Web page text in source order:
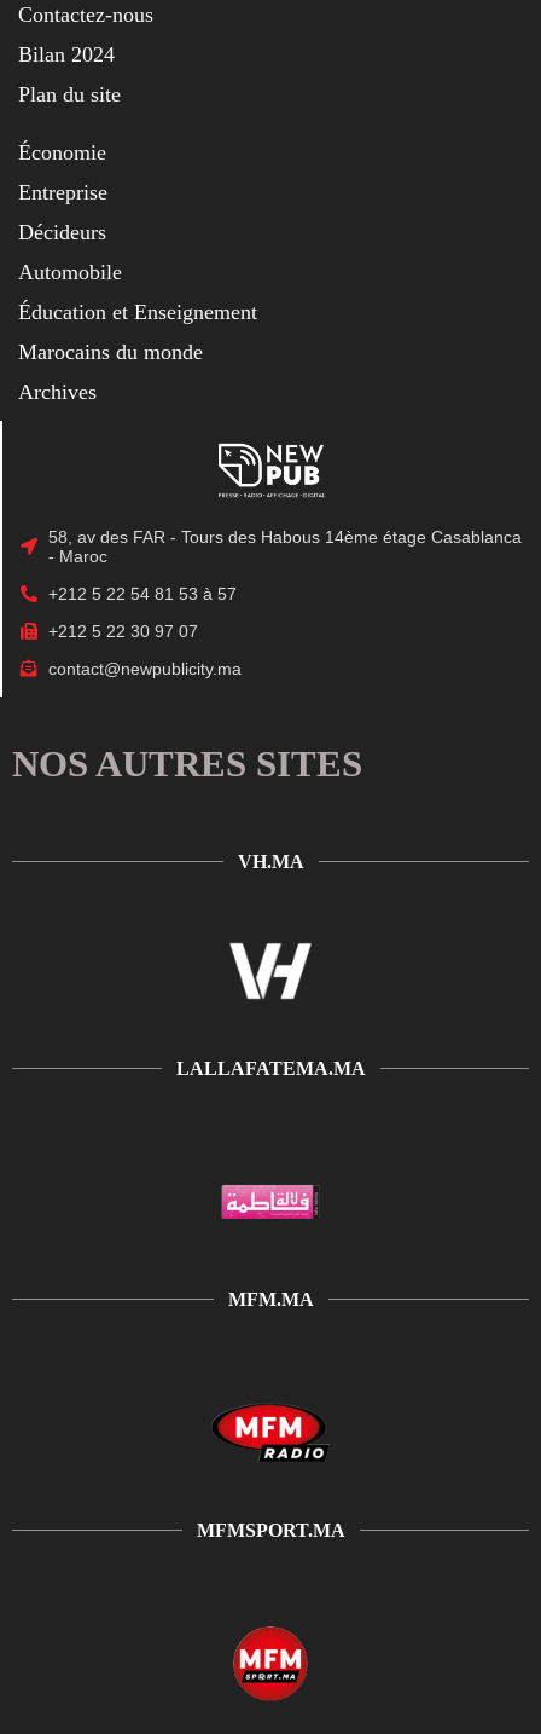
Contactez-nous
Bilan 2024
Plan du site
Économie
Entreprise
Décideurs
Automobile
Éducation et Enseignement
Marocains du monde
Archives
58, av des FAR - Tours des Habous 14ème étage Casablanca
- Maroc
+212 5 22 54 81 53 à 57
+212 5 22 30 97 07
contact@newpublicity.ma
NOS AUTRES SITES
VH.MA
LALLAFATEMA.MA
MFM.MA
MFMSPORT.MA